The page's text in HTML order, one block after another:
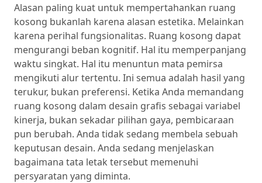
Alasan paling kuat untuk mempertahankan ruang
kosong bukanlah karena alasan estetika. Melainkan
karena perihal fungsionalitas. Ruang kosong dapat
mengurangi beban kognitif. Hal itu memperpanjang
waktu singkat. Hal itu menuntun mata pemirsa
mengikuti alur tertentu. Ini semua adalah hasil yang
terukur, bukan preferensi. Ketika Anda memandang
ruang kosong dalam desain grafis sebagai variabel
kinerja, bukan sekadar pilihan gaya, pembicaraan
pun berubah. Anda tidak sedang membela sebuah
keputusan desain. Anda sedang menjelaskan
bagaimana tata letak tersebut memenuhi
persyaratan yang diminta.